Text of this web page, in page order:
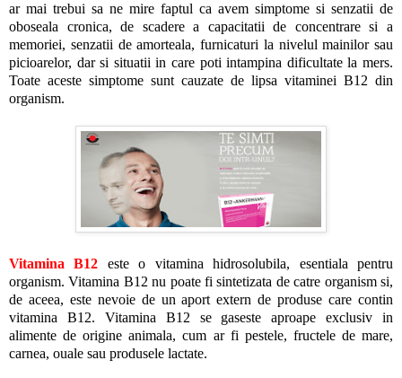
ar mai trebui sa ne mire faptul ca avem simptome si senzatii de
oboseala cronica, de scadere a capacitatii de concentrare si a
memoriei, senzatii de amorteala, furnicaturi la nivelul mainilor sau
picioarelor, dar si situatii in care poti intampina dificultate la mers.
Toate aceste simptome sunt cauzate de lipsa vitaminei B12 din
organism.
Vitamina B12 este o vitamina hidrosolubila, esentiala pentru
organism. Vitamina B12 nu poate fi sintetizata de catre organism si,
de aceea, este nevoie de un aport extern de produse care contin
vitamina B12. Vitamina B12 se gaseste aproape exclusiv in
alimente de origine animala, cum ar fi pestele, fructele de mare,
carnea, ouale sau produsele lactate.